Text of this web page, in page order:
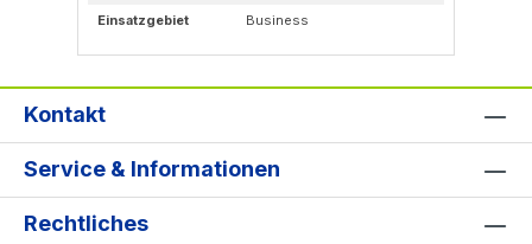
Einsatzgebiet
Business
Kontakt
Service & Informationen
Rechtliches